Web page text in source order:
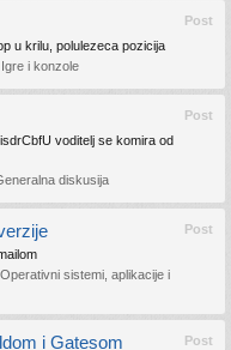
Post
u krilu, polulezeca pozicija
Igre i konzole
Post
voditelj se komira od
diskusija
Post
Operativni sistemi, aplikacije i
Post
i Gatesom